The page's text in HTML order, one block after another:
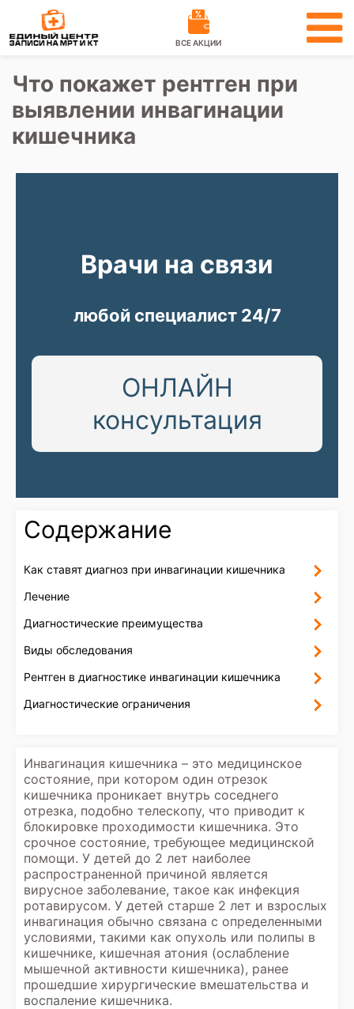
ВСЕ АКЦИИ
Что покажет рентген при
выявлении инвагинации
кишечника
ОНЛАЙН
консультация
любой специалист 24/7
Врачи на связи
Содержание
Как ставят диагноз при инвагинации кишечника
Лечение
Диагностические преимущества
Виды обследования
Рентген в диагностике инвагинации кишечника
Диагностические ограничения
Инвагинация кишечника – это медицинское
состояние, при котором один отрезок
кишечника проникает внутрь соседнего
отрезка, подобно телескопу, что приводит к
блокировке проходимости кишечника. Это
срочное состояние, требующее медицинской
помощи. У детей до 2 лет наиболее
распространенной причиной является
вирусное заболевание, такое как инфекция
ротавирусом. У детей старше 2 лет и взрослых
инвагинация обычно связана с определенными
условиями, такими как опухоль или полипы в
кишечнике, кишечная атония (ослабление
мышечной активности кишечника), ранее
прошедшие хирургические вмешательства и
воспаление кишечника.